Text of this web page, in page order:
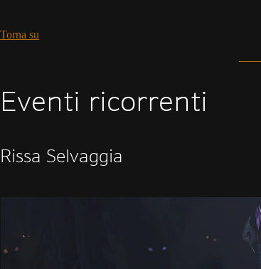
Torna su
Eventi ricorrenti
Rissa Selvaggia